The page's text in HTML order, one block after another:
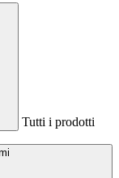
Tutti i prodotti